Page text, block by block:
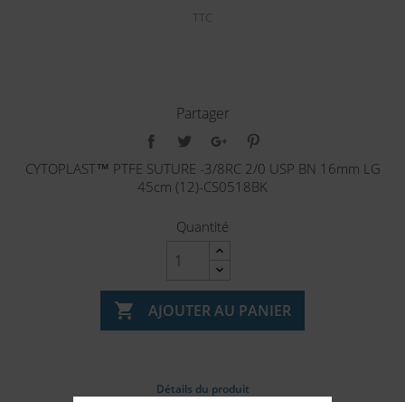
TTC
Partager
CYTOPLAST™ PTFE SUTURE -3/8RC 2/0 USP BN 16mm LG
45cm (12)-CS0518BK
Quantité
 AJOUTER AU PANIER
Détails du produit